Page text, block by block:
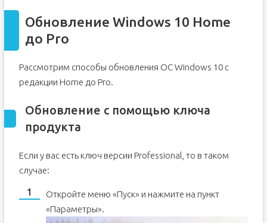
Обновление Windows 10 Home
до Pro
Рассмотрим способы обновления ОС Windows 10 с
редакции Home до Pro.
Обновление с помощью ключа
продукта
Если у вас есть ключ версии Professional, то в таком
случае:
Откройте меню «Пуск» и нажмите на пункт
«Параметры».